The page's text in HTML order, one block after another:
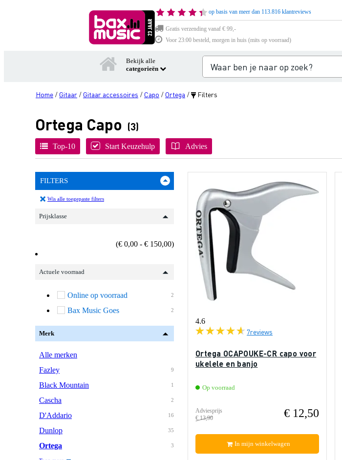
op basis van meer dan 113.816 klantreviews
Gratis verzending vanaf € 99,-
Voor 23:00 besteld, morgen in huis (mits op voorraad)
Bekijk alle
categorieën
Home / Gitaar / Gitaar accessoires / Capo / Ortega / Filters
Ortega Capo (3)
Top-10 Start Keuzehulp Advies
FILTERS
Wis alle toegepaste filters
Prijsklasse
(€ 0,00 - € 150,00)
Actuele voorraad
2
Online op voorraad
2
Bax Music Goes
Merk
Alle merken
9
Fazley
1
Black Mountain
2
Cascha
16
D'Addario
35
Dunlop
3
Ortega
4.6
7reviews
Ortega OCAPOUKE-CR capo voor
ukelele en banjo
Op voorraad
Adviesprijs
€ 13,90
€ 12,50
In mijn winkelwagen